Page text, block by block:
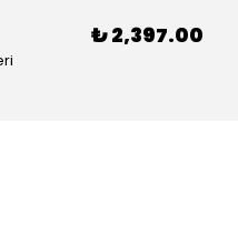
₺ 2,397.00